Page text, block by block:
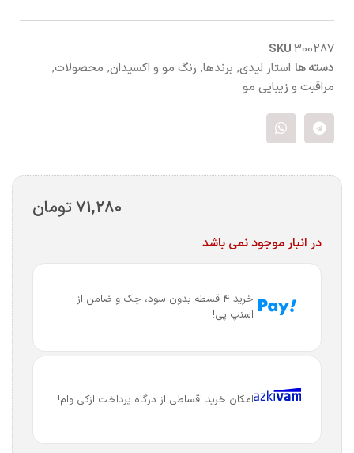
SKU300287
دسته ها استار لیدی, برندها, رنگ مو و اکسیدان, محصولات,
مراقبت و زیبایی مو
۷۱,۲۸۰تومان
در انبار موجود نمی باشد
خرید 4 قسطه بدون سود، چک و ضامن از
اسنپ پی!
امکان خرید اقساطی از درگاه پرداخت ازکی وام!